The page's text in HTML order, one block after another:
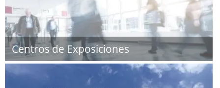
Centros de Exposiciones